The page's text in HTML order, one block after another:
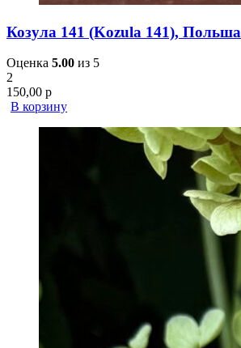
Козула 141 (Kozula 141), Польша
Оценка 5.00 из 5
2
150,00 р
В корзину